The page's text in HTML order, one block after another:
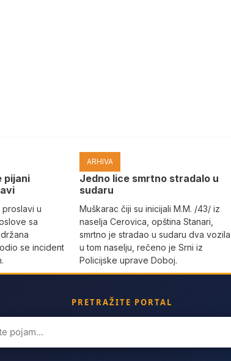
pijani
u
sa
se incident
ARHIVA
Јedno lice smrtno stradalo u
sudaru
Muškarac čiji su inicijali M.M. /43/ iz
naselja Cerovica, opština Stanari,
smrtno je stradao u sudaru dva vozila
u tom naselju, rečeno je Srni iz
Policijske uprave Doboj.
PRETRAŽITE PORTAL